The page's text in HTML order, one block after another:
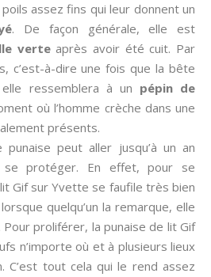
assez fins qui leur donnent un
. De façon générale, elle est
verteaprès avoir été cuit. Par
c’est-à-dire une fois que la bête
ressemblera à un pépin de
où l’homme crèche dans une
présents.
punaise peut aller jusqu’à un an
protéger. En effet, pour se
Gif sur Yvette se faufile très bien
quelqu’un la remarque, elle
proliférer, la punaise de lit Gif
n’importe où et à plusieurs lieux
C’est tout cela qui le rend assez